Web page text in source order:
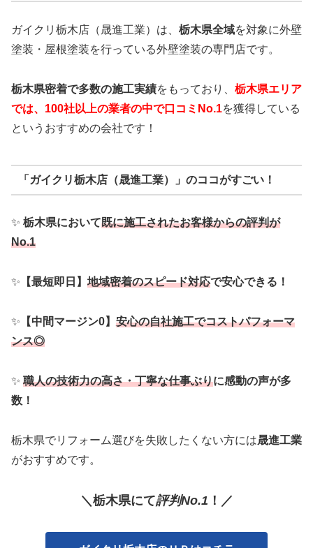
ガイクリ栃木店（晟進工業）は、 栃木県全域を対象に外壁
塗装・屋根塗装を行っている外壁塗装の専門店です。
栃木県密着で多数の施工実績をもっており、 栃木県エリア
では、100社以上の業者の中で口コミNo.1を獲得している
というおすすめの会社です！
「ガイクリ栃木店（晟進工業）」のココがすごい！
✨ 栃木県において既に施工されたお客様からの評判が
No.1
✨ 【最短即日】 地域密着のスピード対応で安心できる！
✨ 【中間マージン0】 安心の自社施工でコストパフォーマ
ンス◎
✨ 職人の技術力の高さ・丁寧な仕事ぶりに感動の声が多
数！
栃木県でリフォーム選びを失敗したくない方には晟進工業
がおすすめです。
＼栃木県にて評判No.1 ！／